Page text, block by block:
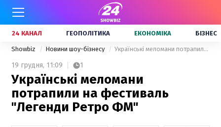
24 КАНАЛ ГЕОПОЛІТИКА ЕКОНОМІКА БІЗНЕС
Showbiz Новини шоу-бізнесу Українські меломани потрапили на фестиваль "Легенди Ретро ФМ"
19 грудня, 11:09 1
Українські меломани
потрапили на фестиваль
"Легенди Ретро ФМ"